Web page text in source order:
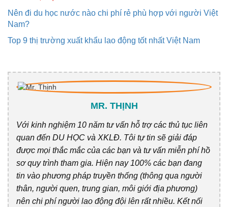
Nên đi du học nước nào chi phí rẻ phù hợp với người Việt
Nam?
Top 9 thị trường xuất khẩu lao động tốt nhất Việt Nam
MR. THỊNH
Với kinh nghiệm 10 năm tư vấn hỗ trợ các thủ tục liên
quan đến DU HỌC và XKLĐ. Tôi tự tin sẽ giải đáp
được mọi thắc mắc của các bạn và tư vấn miễn phí hồ
sơ quy trình tham gia. Hiện nay 100% các bạn đang
tin vào phương pháp truyền thống (thông qua người
thân, người quen, trung gian, môi giới địa phương)
nên chi phí người lao động đội lên rất nhiều. Kết nối